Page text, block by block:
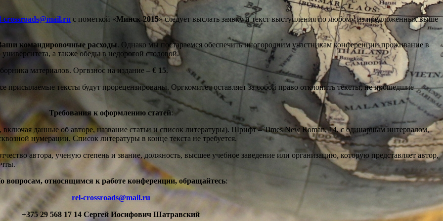
crossroads@mail.ru с пометкой «Минск-2015» следует выслать заявку и текст выступления по любому из предложенных выше
командировочные расходы. Однако мы постараемся обеспечить иногородним участникам конференции проживание в
а также обеды в недорогой столовой.
материалов. Оргвзнос на издание – € 15.
тексты будут прорецензированы. Оргкомитет оставляет за собой право отклонить тексты, не прошедшие
Требования к оформлению статей:
данные об авторе, название статьи и список литературы). Шрифт – Times New Roman, 14, с одинарным интервалом,
нумерации. Список литературы в конце текста не требуется.
автора, ученую степень и звание, должность, высшее учебное заведение или организацию, которую представляет автор,
вопросам, относящимся к работе конференции, обращайтесь:
rel-crossroads@mail.ru
+375 29 568 17 14 Сергей Иосифович Шатравский